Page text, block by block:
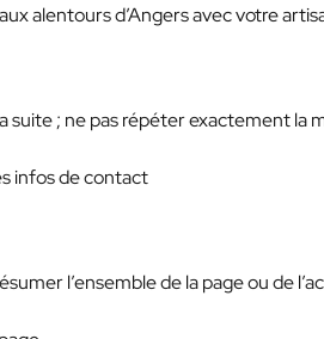
alentours d’Angers avec votre
suite ; ne pas répéter exactement la
infos de contact
l’ensemble de la page ou de